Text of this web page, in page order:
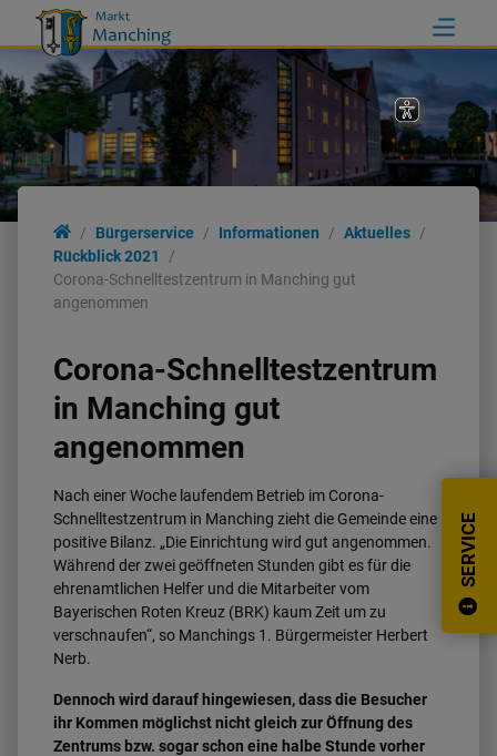
SERVICE
Bürgerservice Informationen
Aktuelles
Rückblick 2021
Corona-Schnelltestzentrum in Manching gut
angenommen
Corona-Schnelltestzentrum
in Manching gut
angenommen
Nach einer Woche laufendem Betrieb im Corona-
Schnelltestzentrum in Manching zieht die Gemeinde eine
positive Bilanz. „Die Einrichtung wird gut angenommen.
Während der zwei geöffneten Stunden gibt es für die
ehrenamtlichen Helfer und die Mitarbeiter vom
Bayerischen Roten Kreuz (BRK) kaum Zeit um zu
verschnaufen“, so Manchings 1. Bürgermeister Herbert
Nerb.
Dennoch wird darauf hingewiesen, dass die Besucher
ihr Kommen möglichst nicht gleich zur Öffnung des
Zentrums bzw. sogar schon eine halbe Stunde vorher